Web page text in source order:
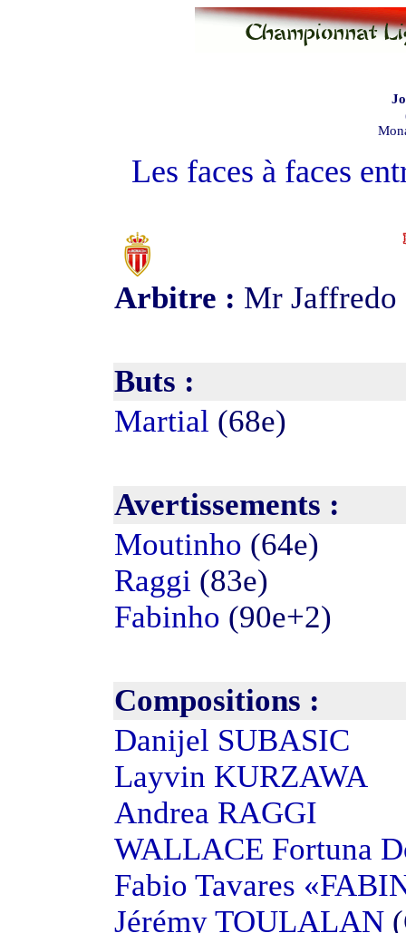
Les faces à faces
Arbitre : Mr Jaffredo
Buts :
Martial (68e)
Avertissements :
Moutinho (64e)
Raggi (83e)
Fabinho (90e+2)
Compositions :
Danijel SUBASIC
Layvin KURZAWA
Andrea RAGGI
WALLACE Fortuna
Fabio Tavares
Jérémy TOULALAN